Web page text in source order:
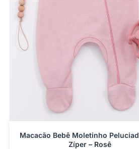
Macacão Bebê Moletinho
Zíper – Rosê